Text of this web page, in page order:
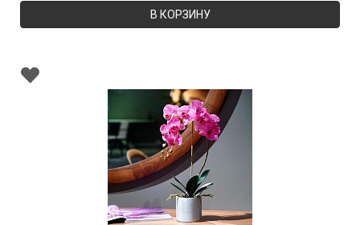
В КОРЗИНУ